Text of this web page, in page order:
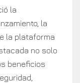
la
la
la plataforma
no solo
beneficios